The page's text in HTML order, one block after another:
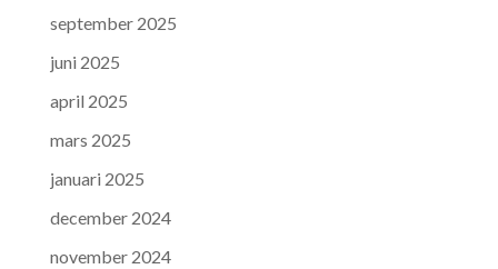
september 2025
juni 2025
april 2025
mars 2025
januari 2025
december 2024
november 2024